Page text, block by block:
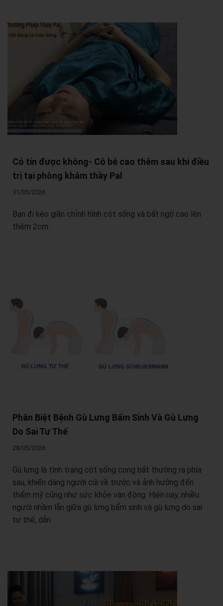
Có tin được không- Cô bé cao thêm sau khi điều
trị tại phòng khám thầy Pal
31/05/2026
Bạn đi kéo giãn chỉnh hình cột sống và bất ngờ cao lên
thêm 2cm.
Phân Biệt Bệnh Gù Lưng Bẩm Sinh Và Gù Lưng
Do Sai Tư Thế
28/05/2026
Gù lưng là tình trạng cột sống cong bất thường ra phía
sau, khiến dáng người cúi về trước và ảnh hưởng đến
thẩm mỹ cũng như sức khỏe vận động. Hiện nay, nhiều
người nhầm lẫn giữa gù lưng bẩm sinh và gù lưng do sai
tư thế, dẫn